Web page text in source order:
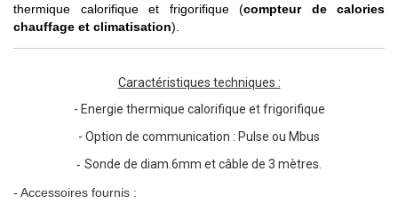
thermique calorifique et frigorifique (compteur de calories
chauffage et climatisation).
Caractéristiques techniques :
- Energie thermique calorifique et frigorifique
- Option de communication : Pulse ou Mbus
- Sonde de diam.6mm et câble de 3 mètres.
- Accessoires fournis :